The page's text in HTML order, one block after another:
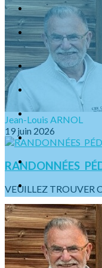
Jean-Louis ARNOL
19 juin 2026
RANDONNÉES
VEUILLEZ TROUVER